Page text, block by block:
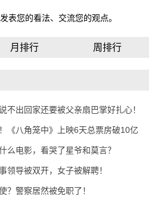
表您的看法、交流您的观点。
月排行 周排行
不出回家还要被父亲扇巴掌好扎心！
《八角笼中》上映6天总票房破10亿
么电影，看哭了星爷和莫言？
领导被双开，女子被解聘！
？警察居然被免职了！